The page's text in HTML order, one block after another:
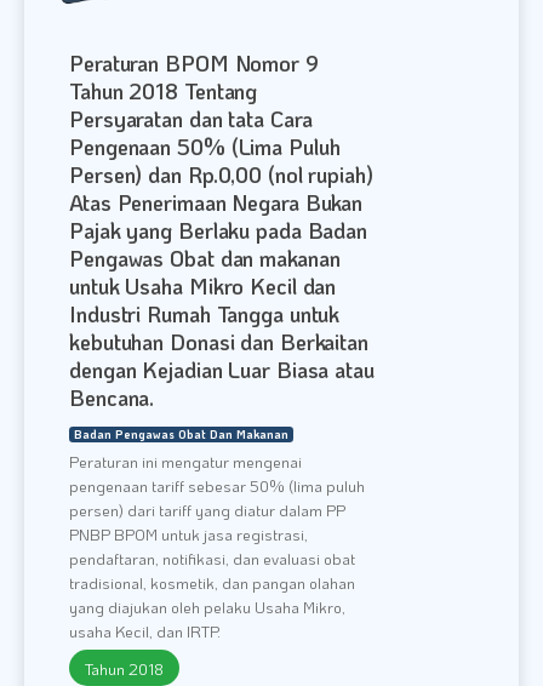
Peraturan BPOM Nomor 9
Tahun 2018 Tentang
Persyaratan dan tata Cara
Pengenaan 50% (Lima Puluh
Persen) dan Rp.0,00 (nol rupiah)
Atas Penerimaan Negara Bukan
Pajak yang Berlaku pada Badan
Pengawas Obat dan makanan
untuk Usaha Mikro Kecil dan
Industri Rumah Tangga untuk
kebutuhan Donasi dan Berkaitan
dengan Kejadian Luar Biasa atau
Bencana.
Badan Pengawas Obat Dan Makanan
Peraturan ini mengatur mengenai
pengenaan tariff sebesar 50% (lima puluh
persen) dari tariff yang diatur dalam PP
PNBP BPOM untuk jasa registrasi,
pendaftaran, notifikasi, dan evaluasi obat
tradisional, kosmetik, dan pangan olahan
yang diajukan oleh pelaku Usaha Mikro,
usaha Kecil, dan IRTP.
Tahun 2018